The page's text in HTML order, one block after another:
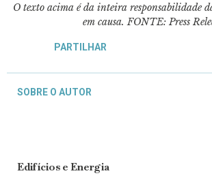
O texto acima é da inteira responsabilidade
em causa. FONTE: Press
PARTILHAR
SOBRE O AUTOR
Edifícios e Energia